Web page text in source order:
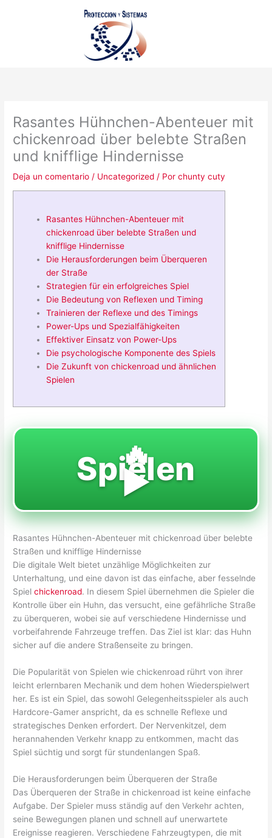
Rasantes Hühnchen-Abenteuer mit
chickenroad über belebte Straßen
und knifflige Hindernisse
Deja un comentario / Uncategorized / Porchunty cuty
Rasantes Hühnchen-Abenteuer mit
chickenroad über belebte Straßen und
knifflige Hindernisse
Die Herausforderungen beim Überqueren
der Straße
Strategien für ein erfolgreiches Spiel
Die Bedeutung von Reflexen und Timing
Trainieren der Reflexe und des Timings
Power-Ups und Spezialfähigkeiten
Effektiver Einsatz von Power-Ups
Die psychologische Komponente des Spiels
Die Zukunft von chickenroad und ähnlichen
Spielen
🔥
Spielen
▶️
Rasantes Hühnchen-Abenteuer mit chickenroad über belebte
Straßen und knifflige Hindernisse
Die digitale Welt bietet unzählige Möglichkeiten zur
Unterhaltung, und eine davon ist das einfache, aber fesselnde
Spielchickenroad. In diesem Spiel übernehmen die Spieler die
Kontrolle über ein Huhn, das versucht, eine gefährliche Straße
zu überqueren, wobei sie auf verschiedene Hindernisse und
vorbeifahrende Fahrzeuge treffen. Das Ziel ist klar: das Huhn
sicher auf die andere Straßenseite zu bringen.
Die Popularität von Spielen wie chickenroad rührt von ihrer
leicht erlernbaren Mechanik und dem hohen Wiederspielwert
her. Es ist ein Spiel, das sowohl Gelegenheitsspieler als auch
Hardcore-Gamer anspricht, da es schnelle Reflexe und
strategisches Denken erfordert. Der Nervenkitzel, dem
herannahenden Verkehr knapp zu entkommen, macht das
Spiel süchtig und sorgt für stundenlangen Spaß.
Die Herausforderungen beim Überqueren der Straße
Das Überqueren der Straße in chickenroad ist keine einfache
Aufgabe. Der Spieler muss ständig auf den Verkehr achten,
seine Bewegungen planen und schnell auf unerwartete
Ereignisse reagieren. Verschiedene Fahrzeugtypen, die mit